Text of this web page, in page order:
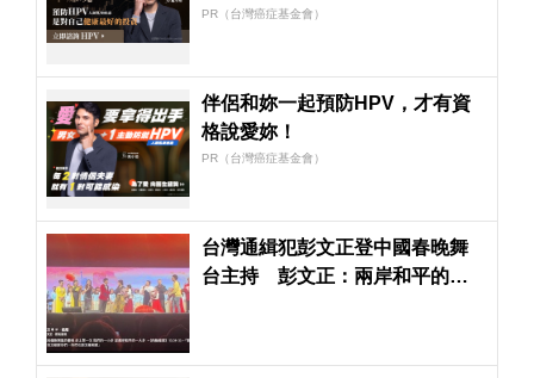
PR（台灣癌症基金會）
伴侶和妳一起預防HPV，才有資
格說愛妳！
PR（台灣癌症基金會）
台灣通緝犯彭文正登中國春晚舞
台主持 彭文正：兩岸和平的一